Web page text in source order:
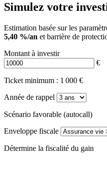
Simulez votre
Estimation basée sur les
5,40 %/an et barrière de
Montant à investir
€
Ticket minimum : 1 000 €
Année de rappel
Scénario favorable (autocall)
Enveloppe fiscale
Détermine la fiscalité du gain